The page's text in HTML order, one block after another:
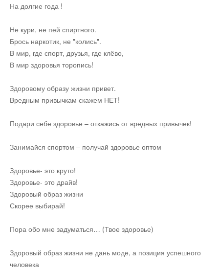
На долгие года !
Не кури, не пей спиртного.
Брось наркотик, не "колись".
В мир, где спорт, друзья, где клёво,
В мир здоровья торопись!
Здоровому образу жизни привет.
Вредным привычкам скажем НЕТ!
Подари себе здоровье – откажись от вредных привычек!
Занимайся спортом – получай здоровье оптом
Здоровье- это круто!
Здоровье- это драйв!
Здоровый образ жизни
Скорее выбирай!
Пора обо мне задуматься… (Твое здоровье)
Здоровый образ жизни не дань моде, а позиция успешного
человека